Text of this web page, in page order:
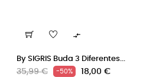

By SIGRIS Buda 3 Diferentes...
Precio
35,99 € -50% Precio
18,00 €